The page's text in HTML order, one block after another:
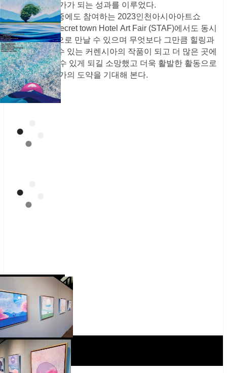
(SOLD OUT)작가가 되는 성과를 이루었다.
이어서 개인전 중에도 참여하는 2023인천아시아아트쇼
(lAAS)와2023Secret town Hotel Art Fair (STAF)에서도 동시
에 38th 개인전으로 만날 수 있으며 무엇보다 그만큼 힐링과
치유에 공감할 수 있는 커렌시아의 작품이 되고 더 많은 곳에
서 사랑을 전할 수 있게 되길 소망했고 더욱 활발한 활동으로
2024 김리원 작가의 도약을 기대해 본다.